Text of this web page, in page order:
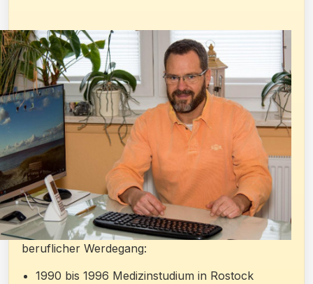
beruflicher Werdegang:
1990 bis 1996 Medizinstudium in Rostock